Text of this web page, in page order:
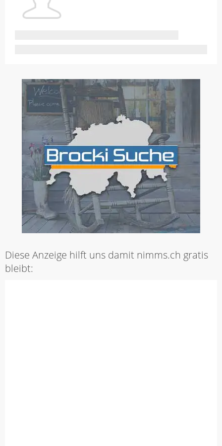
Diese Anzeige hilft uns damit nimms.ch gratis
bleibt: